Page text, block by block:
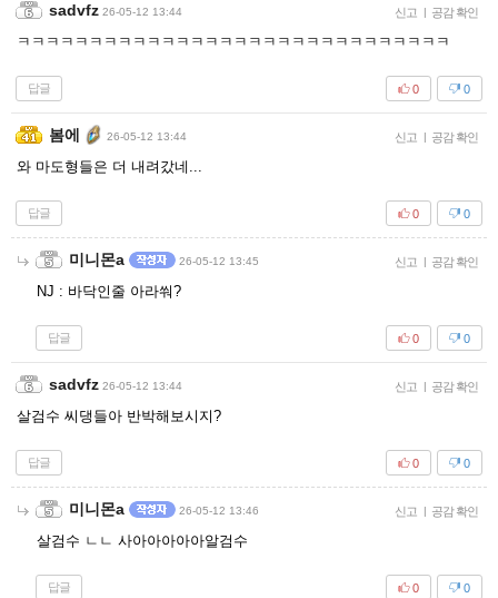
sadvfz 26-05-12 13:44 신고 | 공감 확인
ㅋㅋㅋㅋㅋㅋㅋㅋㅋㅋㅋㅋㅋㅋㅋㅋㅋㅋㅋㅋㅋㅋㅋㅋㅋㅋㅋㅋㅋㅋ
답글 0
0
봄에 26-05-12 13:44 신고 | 공감 확인
와 마도형들은 더 내려갔네...
답글 0
0
미니몬a 26-05-12 13:45 신고 | 공감 확인
NJ : 바닥인줄 아라쒀?
답글 0
0
sadvfz 26-05-12 13:44 신고 | 공감 확인
살검수 씨댕들아 반박해보시지?
답글 0
0
미니몬a 26-05-12 13:46 신고 | 공감 확인
살검수 ㄴㄴ 사아아아아아알검수
답글 0
0